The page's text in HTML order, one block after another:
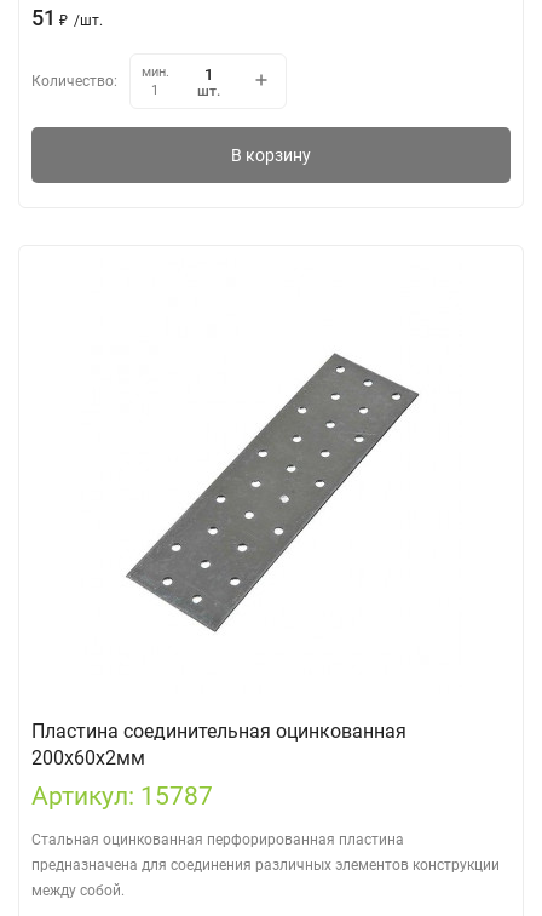
51 ₽ /шт.
Количество:
мин.
1
шт.
В корзину
Пластина соединительная оцинкованная
200х60х2мм
Артикул: 15787
Стальная оцинкованная перфорированная пластина
предназначена для соединения различных элементов конструкции
между собой.